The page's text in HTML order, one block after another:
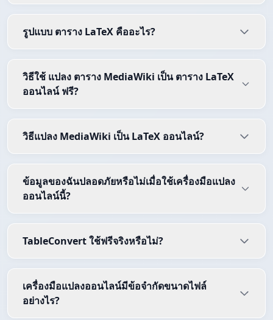
รูปแบบ ตาราง LaTeX คืออะไร?
วิธีใช้ แปลง ตาราง MediaWiki เป็น ตาราง LaTeX
ออนไลน์ ฟรี?
วิธีแปลง MediaWiki เป็น LaTeX ออนไลน์?
ข้อมูลของฉันปลอดภัยหรือไม่เมื่อใช้เครื่องมือแปลง
ออนไลน์นี้?
TableConvert ใช้ฟรีจริงหรือไม่?
เครื่องมือแปลงออนไลน์มีข้อจำกัดขนาดไฟล์
อย่างไร?